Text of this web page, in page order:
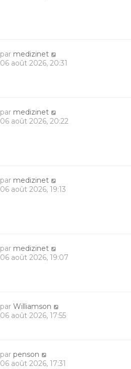
par medizinet
06 août 2026, 20:31
par medizinet
06 août 2026, 20:22
par medizinet
06 août 2026, 19:13
par medizinet
06 août 2026, 19:07
parWilliamson
06 août 2026, 17:55
par penson
06 août 2026, 17:31